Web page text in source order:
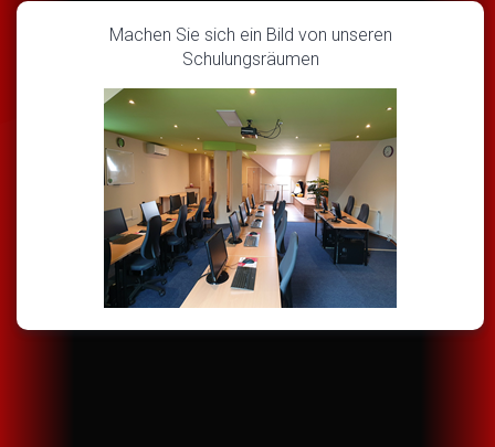
Machen Sie sich ein Bild von unseren
Schulungsräumen